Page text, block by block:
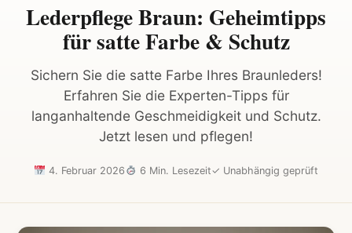
Lederpflege Braun: Geheimtipps
für satte Farbe & Schutz
Sichern Sie die satte Farbe Ihres Braunleders!
Erfahren Sie die Experten-Tipps für
langanhaltende Geschmeidigkeit und Schutz.
Jetzt lesen und pflegen!
4. Februar 2026 6 Min. Lesezeit✓ Unabhängig geprüft